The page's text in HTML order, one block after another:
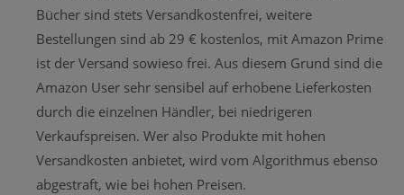
Bücher sind stets Versandkostenfrei, weitere
Bestellungen sind ab 29 € kostenlos, mit Amazon Prime
ist der Versand sowieso frei. Aus diesem Grund sind die
Amazon User sehr sensibel auf erhobene Lieferkosten
durch die einzelnen Händler, bei niedrigeren
Verkaufspreisen. Wer also Produkte mit hohen
Versandkosten anbietet, wird vom Algorithmus ebenso
abgestraft, wie bei hohen Preisen.